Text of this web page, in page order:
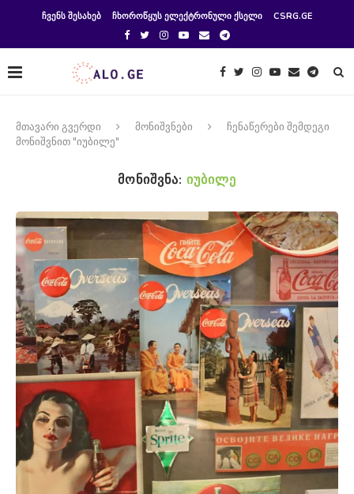
ᲩᲕᲔᲜᲡ ᲨᲔᲡᲐᲮᲔᲑ ᲩᲮᲝᲠᲝᲬᲧᲣᲡ ᲔᲚᲔᲥᲢᲠᲝᲜᲣᲚᲘ ᲥᲡᲔᲚᲘ CSRG.GE
მთავარი გვერდი მონიშვნები
ჩენაწერები შემდეგი
მონიშვნით "იუბილე"
ᲛᲝᲜᲘᲨᲕᲜᲐ: ᲘᲣᲑᲘᲚᲔ